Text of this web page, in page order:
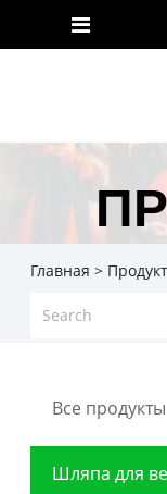
Главная >
Все продукты
Шляпа для